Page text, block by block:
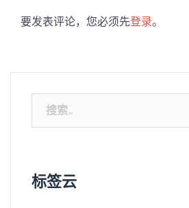
要发表评论，您必须先登录。
标签云